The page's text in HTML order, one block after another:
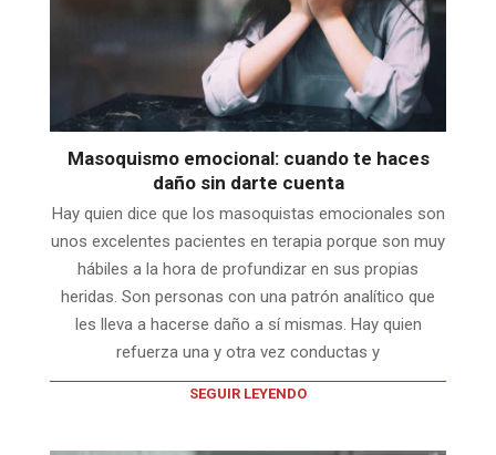
Masoquismo emocional: cuando te haces
daño sin darte cuenta
Hay quien dice que los masoquistas emocionales son
unos excelentes pacientes en terapia porque son muy
hábiles a la hora de profundizar en sus propias
heridas. Son personas con una patrón analítico que
les lleva a hacerse daño a sí mismas. Hay quien
refuerza una y otra vez conductas y
SEGUIR LEYENDO